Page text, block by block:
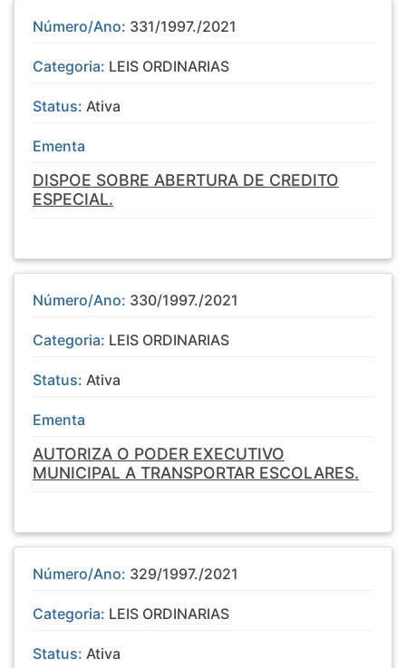
Número/Ano: 331/1997./2021
Categoria: LEIS ORDINARIAS
Status: Ativa
Ementa
DISPOE SOBRE ABERTURA DE CREDITO
ESPECIAL.
Número/Ano: 330/1997./2021
Categoria: LEIS ORDINARIAS
Status: Ativa
Ementa
AUTORIZA O PODER EXECUTIVO
MUNICIPAL A TRANSPORTAR ESCOLARES.
Número/Ano: 329/1997./2021
Categoria: LEIS ORDINARIAS
Status: Ativa